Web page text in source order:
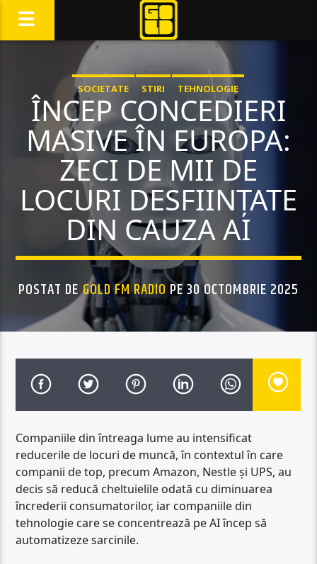
SOCIETATE STIRI TEHNOLOGIE
ÎNCEP CONCEDIERI
MASIVE ÎN EUROPA:
ZECI DE MII DE
LOCURI DESFIINȚATE
DIN CAUZA AI
POSTAT DEGOLD FM RADIO PE 30 OCTOMBRIE 2025
Companiile din întreaga lume au intensificat
reducerile de locuri de muncă, în contextul în care
companii de top, precum Amazon, Nestle şi UPS, au
decis să reducă cheltuielile odată cu diminuarea
încrederii consumatorilor, iar companiile din
tehnologie care se concentrează pe AI încep să
automatizeze sarcinile.